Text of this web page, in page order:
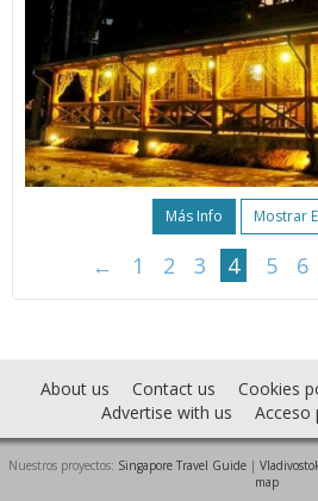
Más Info Mostrar
← 1 2 3 4 5 6
About us Contact us Cookies
Advertise with us
Acceso
Nuestros proyectos: Singapore Travel Guide |
map